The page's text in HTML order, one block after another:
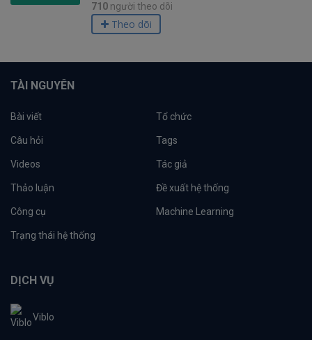
710 người theo dõi
Theo dõi
TÀI NGUYÊN
Bài viết Tổ chức
Câu hỏi Tags
Videos Tác giả
Thảo luận Đề xuất hệ thống
Công cụ Machine Learning
Trạng thái hệ thống
DỊCH VỤ
Viblo